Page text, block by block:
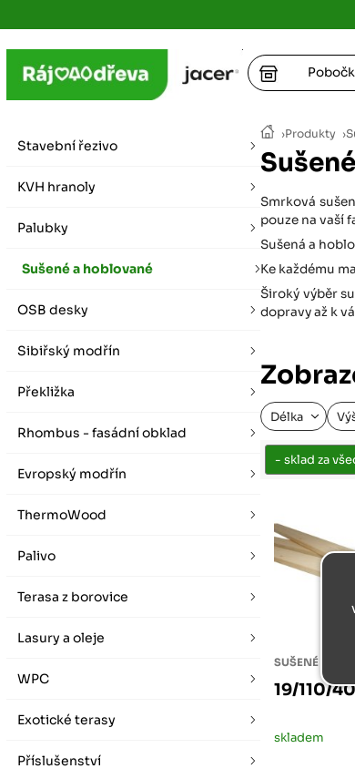
›Produkty ›
Smrková
pouze na vaší
Sušená a
Ke každému
Široký výběr
dopravy až k
Délka
SUŠENÉ A
19/110/
skladem
Stavební řezivo
KVH hranoly
Palubky
Sušené a hoblované
OSB desky
Sibiřský modřín
Překližka
Rhombus - fasádní obklad
Evropský modřín
ThermoWood
Palivo
Terasa z borovice
Lasury a oleje
WPC
Exotické terasy
Příslušenství
+
+
Letní otevírací doba (březen - říjen)
Po-Pá 07:00 - 16:00, So 08:00 - 12:00 (ne Liberec)
Zimní otevírací doba (listopad - únor)
Po-Pá 08:00 - 16:00, So 08:00 - 12:00 (ne Liberec)